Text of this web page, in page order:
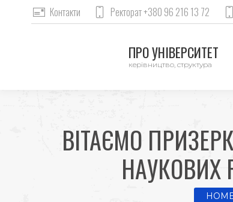
Контакти Ректорат +380 96 216 13 72
ПРО УНІВЕРСИТЕТ
керівництво, структура
ВІТАЄМО
НАУКОВИХ
You